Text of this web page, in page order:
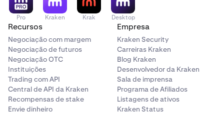
Pro Kraken Krak Desktop
Recursos
Negociação com margem
Negociação de futuros
Negociação OTC
Instituições
Trading com API
Central de API da Kraken
Recompensas de stake
Envie dinheiro
Empresa
Kraken Security
Carreiras Kraken
Blog Kraken
Desenvolvedor da Kraken
Sala de imprensa
Programa de Afiliados
Listagens de ativos
Kraken Status